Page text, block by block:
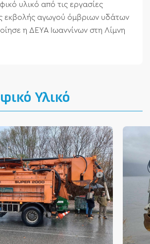
υλικό από τις εργασίες
εκβολής αγωγού όμβριων υδάτων
η ΔΕΥΑ Ιωαννίνων στη Λίμνη
Υλικό